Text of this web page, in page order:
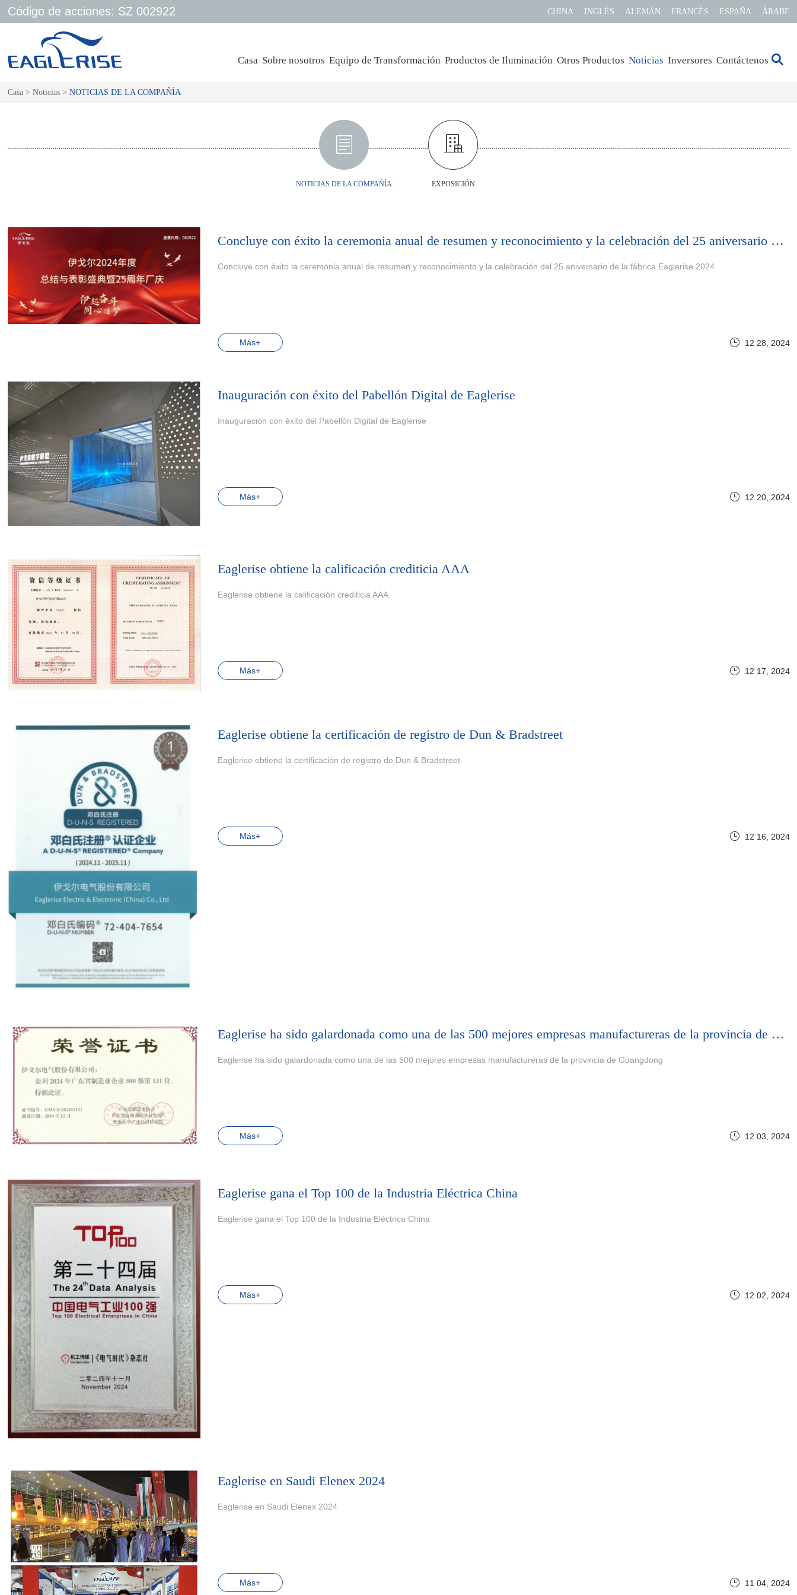
Código de acciones: SZ 002922 CHINA INGLÉS ALEMÁN FRANCÉS ESPAÑA ÁRABE
Casa Sobre nosotros Equipo de Transformación Productos de Iluminación Otros Productos Noticias Inversores Contáctenos
Casa> Noticias> NOTICIAS DE LA COMPAÑÍA
NOTICIAS DE LA COMPAÑÍA EXPOSICIÓN
Concluye con éxito la ceremonia anual de resumen y reconocimiento y la celebración del 25 aniversario de la fábrica Eaglerise 2024
Concluye con éxito la ceremonia anual de resumen y reconocimiento y la celebración del 25 aniversario de la fábrica Eaglerise 2024
Más+ 12 28, 2024
Inauguración con éxito del Pabellón Digital de Eaglerise
Inauguración con éxito del Pabellón Digital de Eaglerise
Más+ 12 20, 2024
Eaglerise obtiene la calificación crediticia AAA
Eaglerise obtiene la calificación crediticia AAA
Más+ 12 17, 2024
Eaglerise obtiene la certificación de registro de Dun & Bradstreet
Eaglerise obtiene la certificación de registro de Dun & Bradstreet
Más+ 12 16, 2024
Eaglerise ha sido galardonada como una de las 500 mejores empresas manufactureras de la provincia de Guangdong
Eaglerise ha sido galardonada como una de las 500 mejores empresas manufactureras de la provincia de Guangdong
Más+ 12 03, 2024
Eaglerise gana el Top 100 de la Industria Eléctrica China
Eaglerise gana el Top 100 de la Industria Eléctrica China
Más+ 12 02, 2024
Eaglerise en Saudi Elenex 2024
Eaglerise en Saudi Elenex 2024
Más+ 11 04, 2024